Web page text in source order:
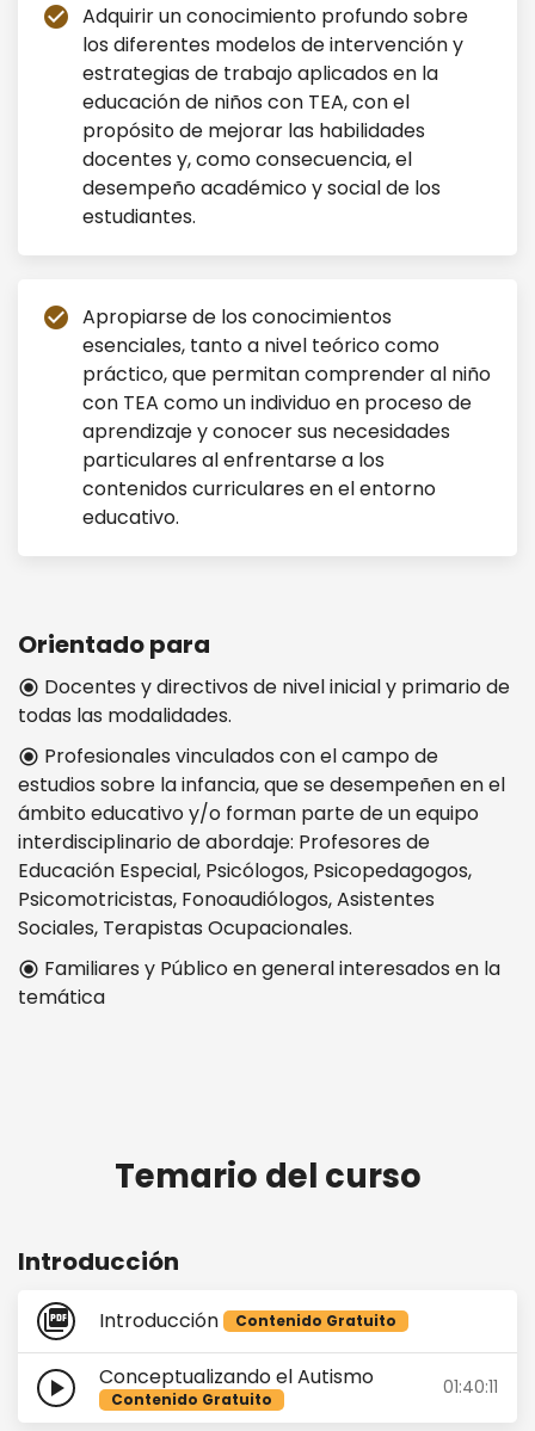
check_circle Adquirir un conocimiento profundo sobre
los diferentes modelos de intervención y
estrategias de trabajo aplicados en la
educación de niños con TEA, con el
propósito de mejorar las habilidades
docentes y, como consecuencia, el
desempeño académico y social de los
estudiantes.
check_circle Apropiarse de los conocimientos
esenciales, tanto a nivel teórico como
práctico, que permitan comprender al niño
con TEA como un individuo en proceso de
aprendizaje y conocer sus necesidades
particulares al enfrentarse a los
contenidos curriculares en el entorno
educativo.
Orientado para
radio_button_checked Docentes y directivos de nivel inicial y primario de
todas las modalidades.
radio_button_checked Profesionales vinculados con el campo de
estudios sobre la infancia, que se desempeñen en el
ámbito educativo y/o forman parte de un equipo
interdisciplinario de abordaje: Profesores de
Educación Especial, Psicólogos, Psicopedagogos,
Psicomotricistas, Fonoaudiólogos, Asistentes
Sociales, Terapistas Ocupacionales.
radio_button_checked Familiares y Público en general interesados en la
temática
Temario del curso
Introducción
picture_as_pdf Introducción Contenido Gratuito
play_arrow Conceptualizando el Autismo
Contenido Gratuito
01:40:11